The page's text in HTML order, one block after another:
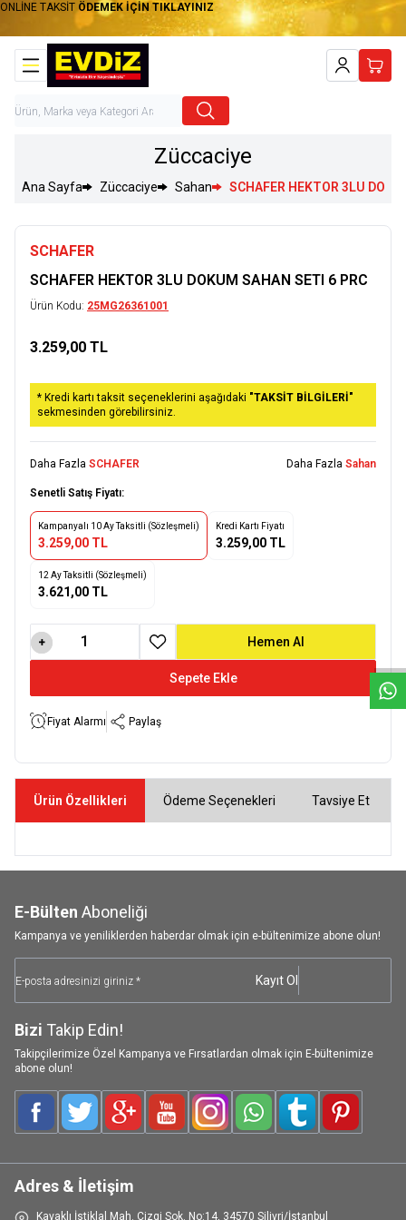
ONLİNE TAKSİT ÖDEMEK İÇİN TIKLAYINIZ
Hesabım
Züccaciye
Ana Sayfa Züccaciye Sahan SCHAFER HEKTOR 3LU
SCHAFER
SCHAFER HEKTOR 3LU DOKUM SAHAN SETI 6 PRC
Ürün Kodu: 25MG26361001
3.259,00 TL
* Kredi kartı taksit seçeneklerini aşağıdaki "TAKSİT BİLGİLERİ"
sekmesinden görebilirsiniz.
Daha Fazla SCHAFER Daha Fazla Sahan
Senetli Satış Fiyatı:
Kampanyalı 10 Ay Taksitli (Sözleşmeli)
3.259,00 TL
Kredi Kartı Fiyatı
3.259,00 TL
12 Ay Taksitli (Sözleşmeli)
3.621,00 TL
Sepete Ekle
Hemen Al
Favoriye Ekle
Fiyat Alarmı Paylaş
Ürün Özellikleri Ödeme Seçenekleri Tavsiye Et
E-Bülten Aboneliği
Kampanya ve yeniliklerden haberdar olmak için e-bültenimize abone olun!
Kayıt Ol
Bizi Takip Edin!
Takipçilerimize Özel Kampanya ve Fırsatlardan olmak için E-bültenimize
abone olun!
FacebookTwitterGoogle-PlusYoutubeInstagramWhatsAppTumblrPinterest
Adres & İletişim
Kavaklı İstiklal Mah. Çizgi Sok. No:14, 34570 Silivri/İstanbul